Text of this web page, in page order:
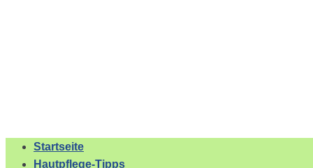
Startseite
Hautpflege-Tipps